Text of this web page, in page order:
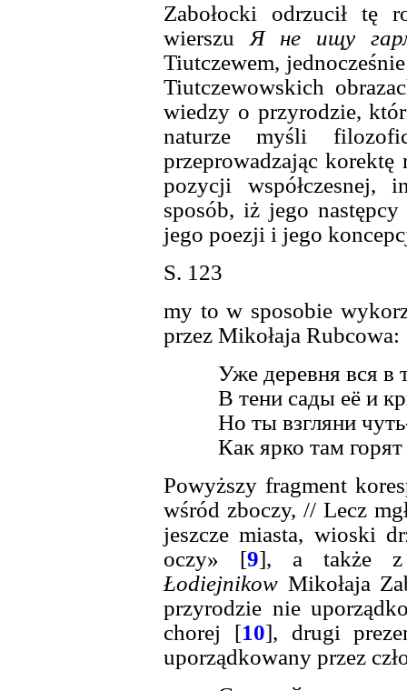
Zabołocki odrzucił tę
wierszu Я не ищу
Tiutczewem,
Tiutczewowskich
wiedzy o przyrodzie,
naturze myśli
przeprowadzając
pozycji
sposób, iż jego
jego poezji i jego
S. 123
my to w sposobie
przez Mikołaja Rubcowa:
Уже деревня вся в
В тени сады её и
Но ты взгляни
Как ярко там
Powyższy fragment
wśród zboczy, // Lecz
jeszcze miasta, wioski
oczy» [9], a także z
Łodiejnikow Mikołaja
przyrodzie nie
chorej [10], drugi
uporządkowany przez